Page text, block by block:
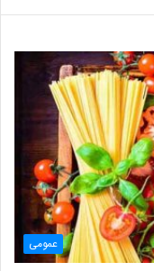
عمومی